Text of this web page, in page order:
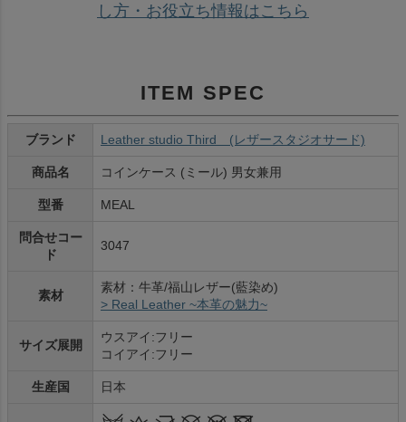
し方・お役立ち情報はこちら
ITEM SPEC
ブランド Leather studio Third (レザースタジオサード)
商品名 コインケース (ミール) 男女兼用
型番 MEAL
問合せコー
ド
3047
素材
素材：牛革/福山レザー(藍染め)
> Real Leather ~本革の魅力~
サイズ展開
ウスアイ:フリー
コイアイ:フリー
生産国 日本